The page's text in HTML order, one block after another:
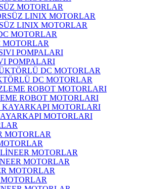
MOTORLAR
LINIX MOTORLAR
MOTORLAR
POMPALARI
DC MOTORLAR
ROBOT MOTORLARI
MOTORLARI
MOTORLAR